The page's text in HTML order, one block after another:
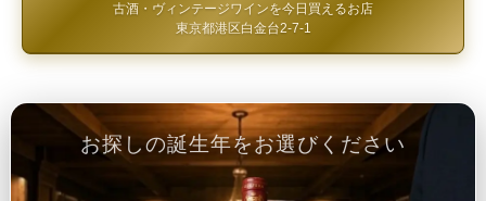
古酒・ヴィンテージワインを今日買えるお店
東京都港区白金台2-7-1
お探しの誕生年をお選びください